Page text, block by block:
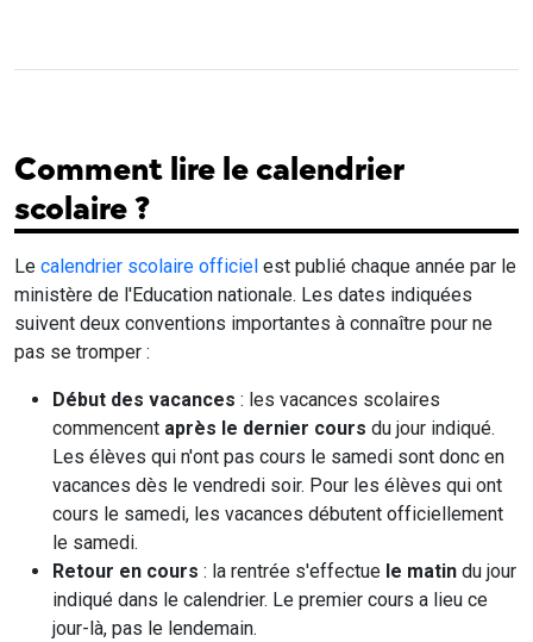
Comment lire le calendrier
scolaire ?
Le calendrier scolaire officiel est publié chaque année par le
ministère de l'Education nationale. Les dates indiquées
suivent deux conventions importantes à connaître pour ne
pas se tromper :
Début des vacances : les vacances scolaires
commencent après le dernier cours du jour indiqué.
Les élèves qui n'ont pas cours le samedi sont donc en
vacances dès le vendredi soir. Pour les élèves qui ont
cours le samedi, les vacances débutent officiellement
le samedi.
Retour en cours : la rentrée s'effectue le matin du jour
indiqué dans le calendrier. Le premier cours a lieu ce
jour-là, pas le lendemain.